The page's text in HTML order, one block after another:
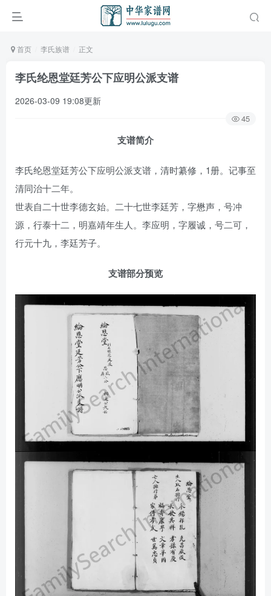
首页 李氏族谱 正文
李氏纶恩堂廷芳公下应明公派支谱
2026-03-09 19:08更新
45
支谱简介
李氏纶恩堂廷芳公下应明公派支谱，清时纂修，1册。记事至
清同治十二年。
世表自二十世李德玄始。二十七世李廷芳，字懋声，号冲
源，行泰十二，明嘉靖年生人。李应明，字履诚，号二可，
行元十九，李廷芳子。
支谱部分预览